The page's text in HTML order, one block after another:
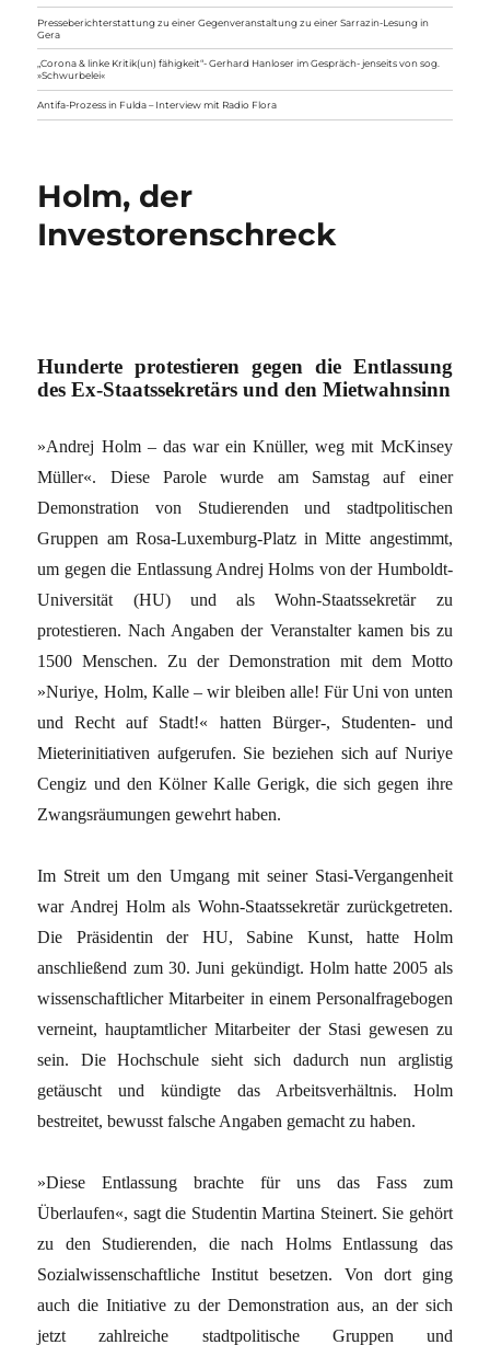
Presseberichterstattung zu einer Gegenveranstaltung zu einer Sarrazin-Lesung in
Gera
„Corona & linke Kritik(un) fähigkeit“- Gerhard Hanloser im Gespräch- jenseits von sog.
»Schwurbelei«
Antifa-Prozess in Fulda – Interview mit Radio Flora
Holm, der
Investorenschreck
Hunderte protestieren gegen die Entlassung
des Ex-Staatssekretärs und den Mietwahnsinn
»Andrej Holm – das war ein Knüller, weg mit McKinsey
Müller«. Diese Parole wurde am Samstag auf einer
Demonstration von Studierenden und stadtpolitischen
Gruppen am Rosa-Luxemburg-Platz in Mitte angestimmt,
um gegen die Entlassung Andrej Holms von der Humboldt-
Universität (HU) und als Wohn-Staatssekretär zu
protestieren. Nach Angaben der Veranstalter kamen bis zu
1500 Menschen. Zu der Demonstration mit dem Motto
»Nuriye, Holm, Kalle – wir bleiben alle! Für Uni von unten
und Recht auf Stadt!« hatten Bürger-, Studenten- und
Mieterinitiativen aufgerufen. Sie beziehen sich auf Nuriye
Cengiz und den Kölner Kalle Gerigk, die sich gegen ihre
Zwangsräumungen gewehrt haben.
Im Streit um den Umgang mit seiner Stasi-Vergangenheit
war Andrej Holm als Wohn-Staatssekretär zurückgetreten.
Die Präsidentin der HU, Sabine Kunst, hatte Holm
anschließend zum 30. Juni gekündigt. Holm hatte 2005 als
wissenschaftlicher Mitarbeiter in einem Personalfragebogen
verneint, hauptamtlicher Mitarbeiter der Stasi gewesen zu
sein. Die Hochschule sieht sich dadurch nun arglistig
getäuscht und kündigte das Arbeitsverhältnis. Holm
bestreitet, bewusst falsche Angaben gemacht zu haben.
»Diese Entlassung brachte für uns das Fass zum
Überlaufen«, sagt die Studentin Martina Steinert. Sie gehört
zu den Studierenden, die nach Holms Entlassung das
Sozialwissenschaftliche Institut besetzen. Von dort ging
auch die Initiative zu der Demonstration aus, an der sich
jetzt zahlreiche stadtpolitische Gruppen und